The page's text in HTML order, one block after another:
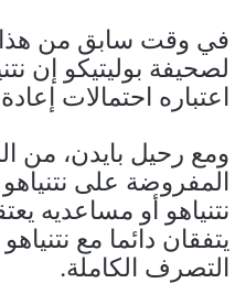
في وقت سابق من هذا
لصحيفة بوليتيكو إن
اعتباره احتمالات
ومع رحيل بايدن، من
المفروضة على نتنياهو
نتنياهو أو مساعديه
يتفقان دائما مع
التصرف الكاملة.